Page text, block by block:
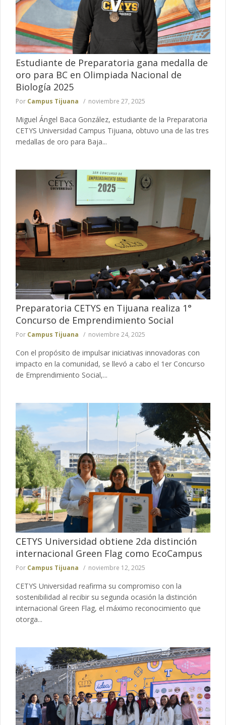
Estudiante de Preparatoria gana medalla de
oro para BC en Olimpiada Nacional de
Biología 2025
Por Campus Tijuana noviembre 27, 2025
Miguel Ángel Baca González, estudiante de la Preparatoria
CETYS Universidad Campus Tijuana, obtuvo una de las tres
medallas de oro para Baja...
Preparatoria CETYS en Tijuana realiza 1°
Concurso de Emprendimiento Social
Por Campus Tijuana noviembre 24, 2025
Con el propósito de impulsar iniciativas innovadoras con
impacto en la comunidad, se llevó a cabo el 1er Concurso
de Emprendimiento Social,...
CETYS Universidad obtiene 2da distinción
internacional Green Flag como EcoCampus
Por Campus Tijuana noviembre 12, 2025
CETYS Universidad reafirma su compromiso con la
sostenibilidad al recibir su segunda ocasión la distinción
internacional Green Flag, el máximo reconocimiento que
otorga...